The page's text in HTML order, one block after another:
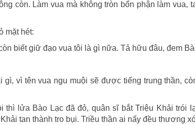
còn. Làm vua mà không tròn bổn phận làm vua,
mặt hét:
biết giữ đạo vua tôi là gì nữa. Tả hữu đâu, đem
gì, vì tên vua ngu muội sẽ được tiếng trung thần,
thì lửa Bào Lạc đã đỏ, quân sĩ bắt Triệu Khải trói
tan thành tro bụi. Triều thần ai nấy đều thương